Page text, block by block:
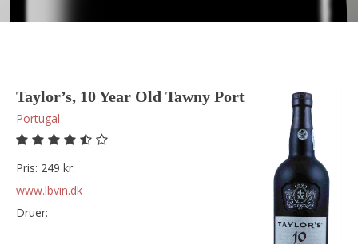
Taylor’s, 10 Year Old Tawny Port
Portugal
Pris: 249 kr.
www.lbvin.dk
Druer: